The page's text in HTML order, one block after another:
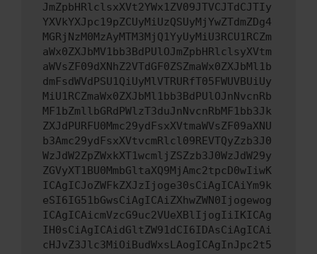
JmZpbHRlclsxXVt2YWx1ZV09JTVCJTdCJTIy
YXVkYXJpc19pZCUyMiUzQSUyMjYwZTdmZDg4
MGRjNzM0MzAyMTM3MjQ1YyUyMiU3RCU1RCZm
aWx0ZXJbMV1bb3BdPUlOJmZpbHRlclsyXVtm
aWVsZF09dXNhZ2VTdGF0ZSZmaWx0ZXJbMl1b
dmFsdWVdPSU1QiUyMlVTRURfT05FWUVBUiUy
MiU1RCZmaWx0ZXJbMl1bb3BdPUlOJnNvcnRb
MF1bZmllbGRdPWlzT3duJnNvcnRbMF1bb3Jk
ZXJdPURFU0Mmc29ydFsxXVtmaWVsZF09aXNU
b3Amc29ydFsxXVtvcmRlcl09REVTQyZzb3J0
WzJdW2ZpZWxkXT1wcmljZSZzb3J0WzJdW29y
ZGVyXT1BU0MmbGltaXQ9MjAmc2tpcD0wIiwK
ICAgICJoZWFkZXJzIjoge30sCiAgICAiYm9k
eSI6IG51bGwsCiAgICAiZXhwZWN0Ijogewog
ICAgICAicmVzcG9uc2VUeXBlIjogIiIKICAg
IH0sCiAgICAidGltZW91dCI6IDAsCiAgICAi
cHJvZ3Jlc3MiOiBudWxsLAogICAgInJpc2t5